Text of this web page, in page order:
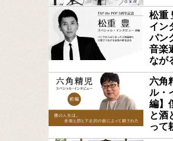
松重
イン
パン
音楽
なが
六角
ル・
編】
と酒
って